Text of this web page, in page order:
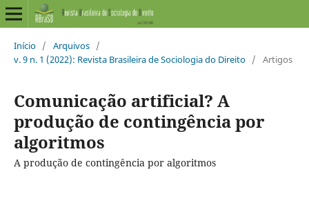
Início / Arquivos /
v. 9 n. 1 (2022): Revista Brasileira de Sociologia do Direito / Artigos
Comunicação artificial? A
produção de contingência por
algoritmos
A produção de contingência por algoritmos